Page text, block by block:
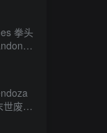
拳头
世废土